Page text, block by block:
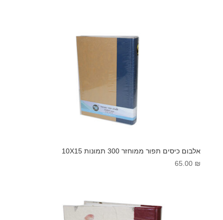
אלבום כיסים תפור ממוחזר 300 תמונות 10X15
65.00 ₪